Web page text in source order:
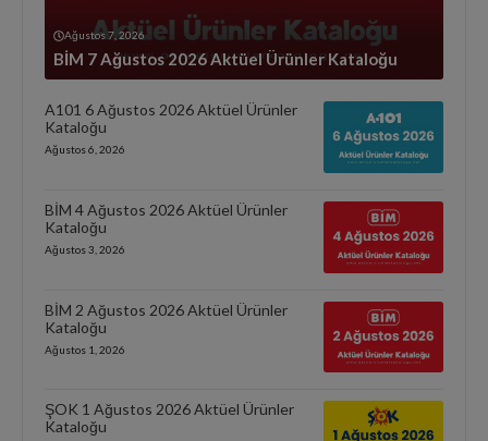
Ağustos 7, 2026
BİM 7 Ağustos 2026 Aktüel Ürünler Kataloğu
A101 6 Ağustos 2026 Aktüel Ürünler
Kataloğu
Ağustos 6, 2026
BİM 4 Ağustos 2026 Aktüel Ürünler
Kataloğu
Ağustos 3, 2026
BİM 2 Ağustos 2026 Aktüel Ürünler
Kataloğu
Ağustos 1, 2026
ŞOK 1 Ağustos 2026 Aktüel Ürünler
Kataloğu